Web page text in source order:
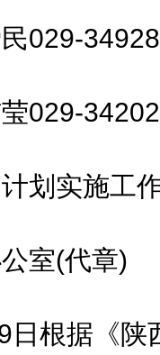
029-
029-
划实施工
室(代章)
据《陕